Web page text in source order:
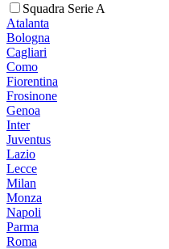
Squadra Serie A
Atalanta
Bologna
Cagliari
Como
Fiorentina
Frosinone
Genoa
Inter
Juventus
Lazio
Lecce
Milan
Monza
Napoli
Parma
Roma